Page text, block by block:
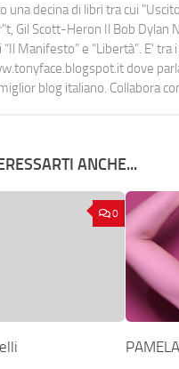
una decina di libri tra cui
Gil Scott-Heron Il Bob Dylan
“Il Manifesto” e “Libertà”. E'
dove
blog italiano. Collabora
ANCHE...
0